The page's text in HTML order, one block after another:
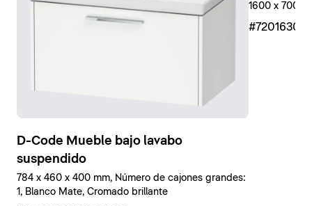
D-Code Mueble bajo lavabo
suspendido
784 x 460 x 400 mm, Número de cajones grandes:
1, Blanco Mate, Cromado brillante
1600 x 700